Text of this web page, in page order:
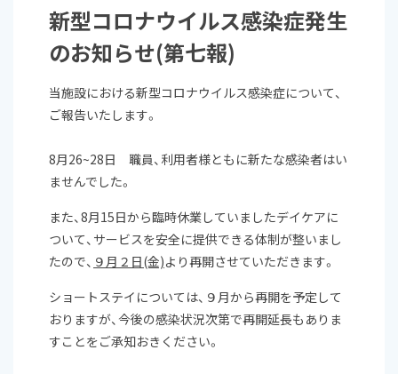
新型コロナウイルス感染症発生
のお知らせ(第七報)
当施設における新型コロナウイルス感染症について、
ご報告いたします。
8月26~28日 職員、利用者様ともに新たな感染者はい
ませんでした。
また、8月15日から臨時休業していましたデイケアに
ついて、サービスを安全に提供できる体制が整いまし
たので、 ９月２日(金)より再開させていただきます。
ショートステイについては、９月から再開を予定して
おりますが、今後の感染状況次第で再開延長もありま
すことをご承知おきください。